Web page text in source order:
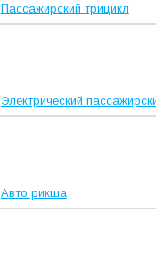
Пассажирский трицикл
Электрический
Авто рикша